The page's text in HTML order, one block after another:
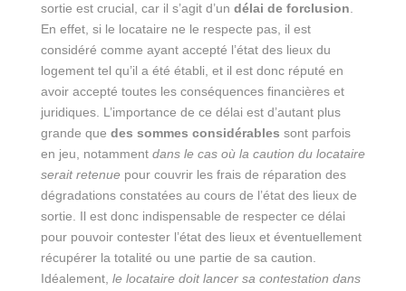
sortie est crucial, car il s’agit d’un délai de forclusion
En effet, si le locataire ne le respecte pas, il est
considéré comme ayant accepté l’état des lieux du
logement tel qu’il a été établi, et il est donc réputé en
avoir accepté toutes les conséquences financières et
juridiques. L’importance de ce délai est d’autant plus
grande que des sommes considérables sont parfois
en jeu, notamment dans le cas où la caution du locataire
serait retenuepour couvrir les frais de réparation des
dégradations constatées au cours de l’état des lieux de
sortie. Il est donc indispensable de respecter ce délai
pour pouvoir contester l’état des lieux et éventuellement
récupérer la totalité ou une partie de sa caution.
Idéalement, le locataire doit lancer sa contestation dans